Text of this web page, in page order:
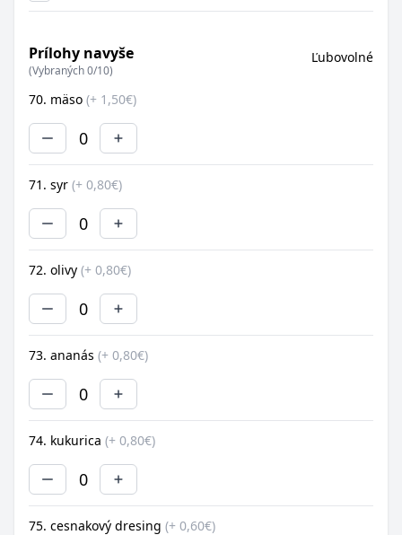
Prílohy navyše
(Vybraných 0/10)
Ľubovolné
70. mäso (+ 1,50€)
0
71. syr (+ 0,80€)
0
72. olivy (+ 0,80€)
0
73. ananás (+ 0,80€)
0
74. kukurica (+ 0,80€)
0
75. cesnakový dresing (+ 0,60€)